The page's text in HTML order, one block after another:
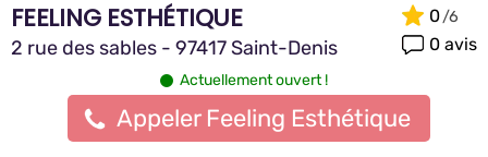
FEELING ESTHÉTIQUE
2 rue des sables - 97417 Saint-Denis
0
0 avis
Actuellement ouvert !
Appeler Feeling Esthétique